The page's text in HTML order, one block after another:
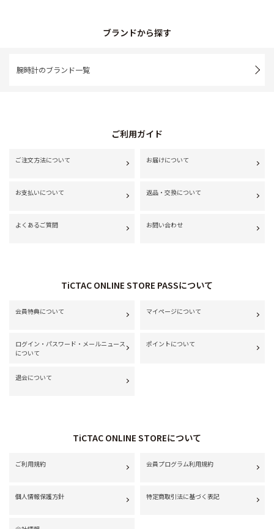
ブランドから探す
腕時計のブランド一覧
ご利用ガイド
ご注文方法について お届けについて
お支払いについて 返品・交換について
よくあるご質問 お問い合わせ
TiCTAC ONLINE STORE PASSについて
会員特典について マイページについて
ログイン・パスワード・メールニュース
について
ポイントについて
退会について
TiCTAC ONLINE STOREについて
ご利用規約 会員プログラム利用規約
個人情報保護方針 特定商取引法に基づく表記